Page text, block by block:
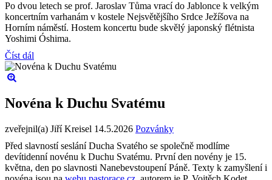
Po dvou letech se prof. Jaroslav Tůma vrací do Jablonce k velkým
koncertním varhanám v kostele Nejsvětějšího Srdce Ježíšova na
Horním náměstí. Hostem koncertu bude skvělý japonský flétnista
Yoshimi Óshima.
Číst dál
Novéna k Duchu Svatému
zveřejnil(a) Jiří Kreisel 14.5.2026 Pozvánky
Před slavností seslání Ducha Svatého se společně modlíme
devítidenní novénu k Duchu Svatému. První den novény je 15.
května, den po slavnosti Nanebevstoupení Páně. Texty k zamyšlení i